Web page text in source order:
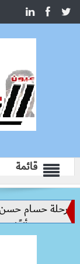
قائمة
حسام حسن نحو